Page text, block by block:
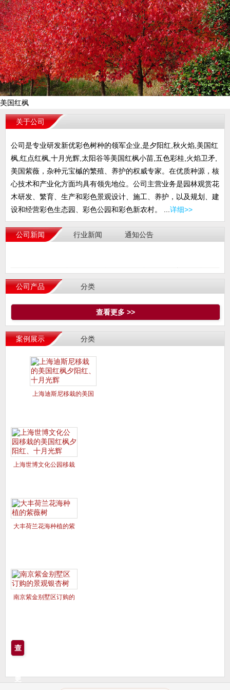
美国红枫
关于公司
公司是专业研发新优彩色树种的领军企业,是夕阳红,秋火焰,美国红
枫,红点红枫,十月光辉,太阳谷等美国红枫小苗,五色彩桂,火焰卫矛,
美国紫薇，杂种元宝槭的繁殖、养护的权威专家。在优质种源，核
心技术和产业化方面均具有领先地位。公司主营业务是园林观赏花
木研发、繁育、生产和彩色景观设计、施工、养护，以及规划、建
设和经营彩色生态园、彩色公园和彩色新农村。 ...详细>>
公司新闻 行业新闻 通知公告
公司产品 分类
查看更多 >>
案例展示 分类
上海迪斯尼移栽的美国
上海世博文化公园移栽
大丰荷兰花海种植的紫
南京紫金别墅区订购的
查
更